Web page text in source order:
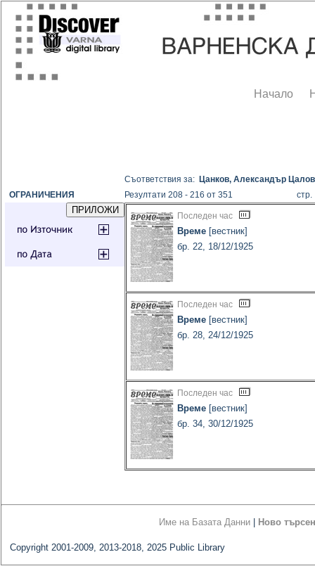
Начало
ОГРАНИЧЕНИЯ
Съответствия за: Цанков, Александър Цалов
Резултати 208 - 216 от 351
Последен час
Време [вестник]
бр. 22, 18/12/1925
Последен час
Време [вестник]
бр. 28, 24/12/1925
Последен час
Време [вестник]
бр. 34, 30/12/1925
Име на Базата Данни Ново
Copyright 2001-2009, 2013-2018, 2025 Public Library